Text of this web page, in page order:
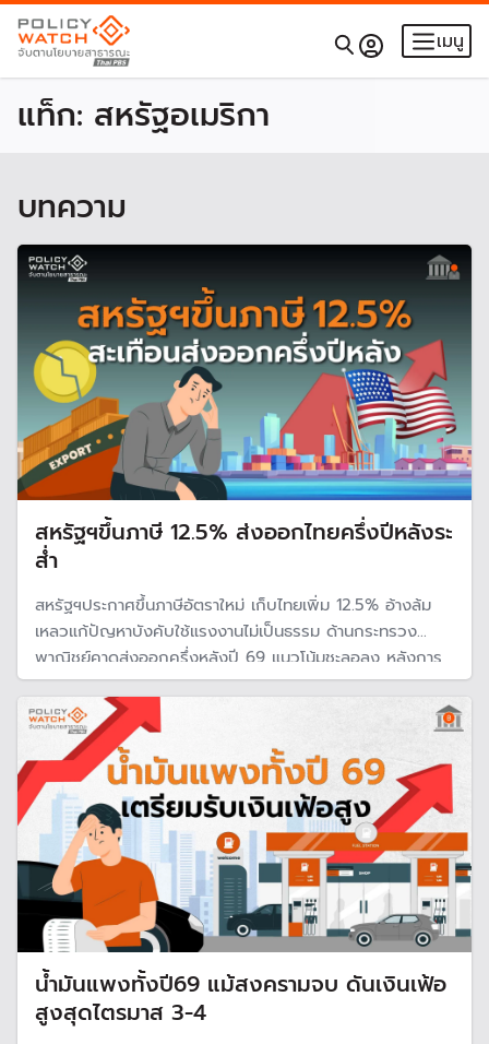
เมนู
แท็ก: สหรัฐอเมริกา
บทความ
สหรัฐฯขึ้นภาษี 12.5% ส่งออกไทยครึ่งปีหลังระ
ส่ำ
สหรัฐฯประกาศขึ้นภาษีอัตราใหม่ เก็บไทยเพิ่ม 12.5% อ้างล้ม
เหลวแก้ปัญหาบังคับใช้แรงงานไม่เป็นธรรม ด้านกระทรวง
พาณิชย์คาดส่งออกครึ่งหลังปี 69 แนวโน้มชะลอลง หลังการ
เร่งส่งออกก่อนมาตรการภาษีเริ่มหมดลง แม้สินค้า
อิเล็กทรอนิกส์ยังได้รับอานิสงส์จากวัฏจักร AI พร้อมเร่งเจรจา
ข้อตกลง ART กับสหรัฐฯ หวังลดไม่แน่นอน
น้ำมันแพงทั้งปี69 แม้สงครามจบ ดันเงินเฟ้อ
สูงสุดไตรมาส 3-4